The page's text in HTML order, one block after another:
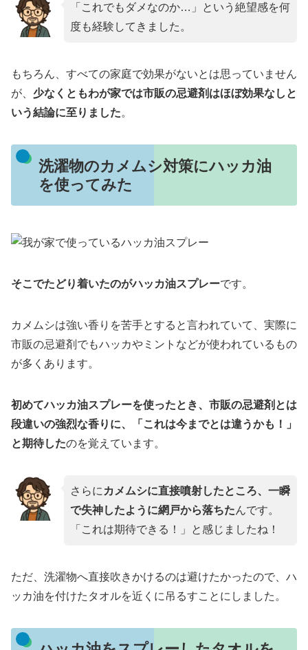
「これでもダメなのか…」という絶望感を何
度も経験してきました。
もちろん、すべての家庭で効果がないとは思っていません
が、 少なくともわが家では市販の忌避剤はほぼ効果なしと
いう結論に至りました。
洗濯物のカメムシ対策にハッカ油
を使ってみた
そこでたどり着いたのがハッカ油スプレーです。
カメムシは強い香りを苦手とすると言われていて、実際に
市販の忌避剤でもハッカやミントなどが使われているもの
が多くあります。
初めてハッカ油スプレーを使ったとき、市販の忌避剤とは
段違いの強烈な香りに、「これは今までとは違うかも！」
と期待したのを覚えています。
さらに カメムシに直接噴射したところ、一瞬
で失神したように網戸から落ちたんです。
「これは期待できる！」と感じましたね！
ただ、洗濯物へ直接吹きかけるのは避けたかったので、ハ
ッカ油を付けたタオルを近くに吊るすことにしました。